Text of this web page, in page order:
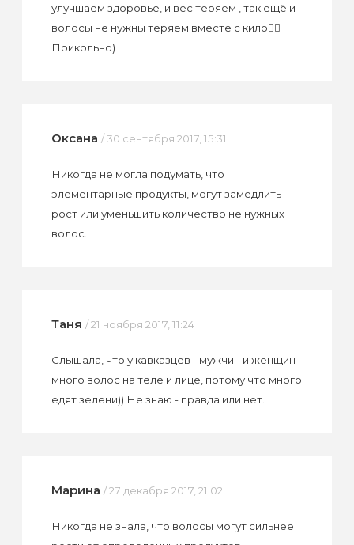
улучшаем здоровье, и вес теряем , так ещё и
волосы не нужны теряем вместе с кило👆🏻
Прикольно)
Оксана / 30 сентября 2017, 15:31
Никогда не могла подумать, что
элементарные продукты, могут замедлить
рост или уменьшить количество не нужных
волос.
Таня / 21 ноября 2017, 11:24
Слышала, что у кавказцев - мужчин и женщин -
много волос на теле и лице, потому что много
едят зелени)) Не знаю - правда или нет.
Марина / 27 декабря 2017, 21:02
Никогда не знала, что волосы могут сильнее